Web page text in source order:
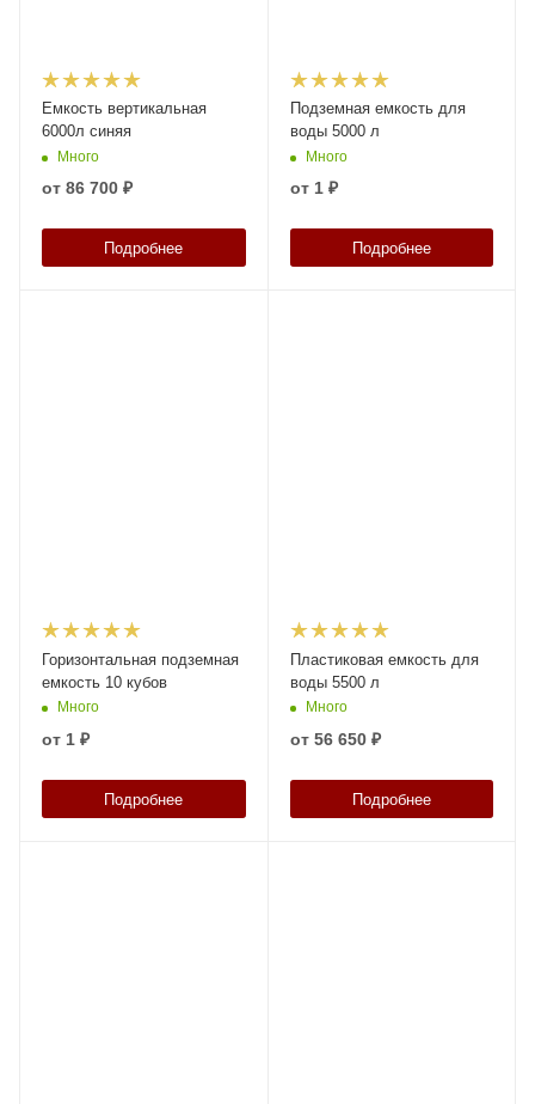
Емкость вертикальная
6000л синяя
Много
от 86 700 ₽
Подробнее
Подземная емкость для
воды 5000 л
Много
от 1 ₽
Подробнее
Горизонтальная подземная
емкость 10 кубов
Много
от 1 ₽
Подробнее
Пластиковая емкость для
воды 5500 л
Много
от 56 650 ₽
Подробнее